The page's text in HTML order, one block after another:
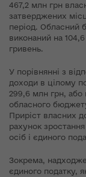
467,2 млн грн
затверджених
період. Обласний
виконаний на
гривень.
У порівнянні з
доходи в цілому
299,6 млн грн, або
обласного
Приріст власних
рахунок
осіб і єдиного
Зокрема,
єдиного податку,